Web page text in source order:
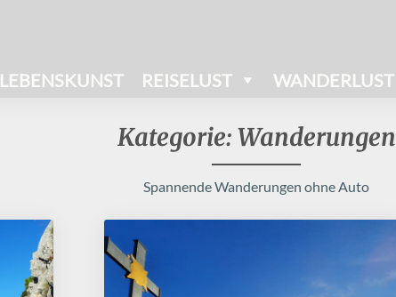
LEBENSKUNST REISELUST WANDERLUST
Kategorie: Wanderungen
Spannende Wanderungen ohne Auto